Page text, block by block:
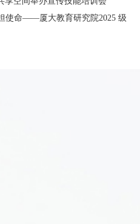
使命——厦大教育研究院2025 级